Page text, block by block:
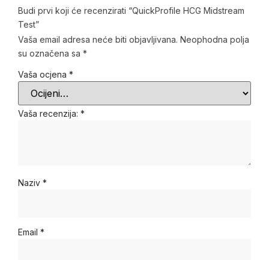
Budi prvi koji će recenzirati “QuickProfile HCG Midstream
Test”
Vaša email adresa neće biti objavljivana. Neophodna polja
su označena sa *
Vaša ocjena *
Vaša recenzija: *
Naziv *
Email *